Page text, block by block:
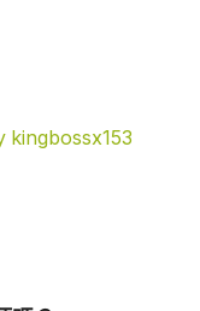
kingbossx153